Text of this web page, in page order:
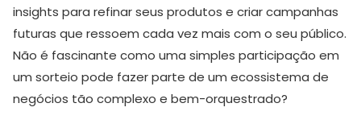
insights para refinar seus produtos e criar campanhas
futuras que ressoem cada vez mais com o seu público.
Não é fascinante como uma simples participação em
um sorteio pode fazer parte de um ecossistema de
negócios tão complexo e bem-orquestrado?